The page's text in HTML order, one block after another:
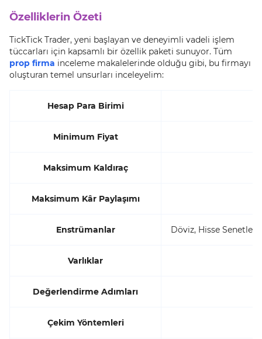
Özelliklerin Özeti
TickTick Trader, yeni başlayan ve deneyimli vadeli işlem
tüccarları için kapsamlı bir özellik paketi sunuyor. Tüm
prop firma inceleme makalelerinde olduğu gibi, bu firmayı
oluşturan temel unsurları inceleyelim:
Hesap Para Birimi
Minimum Fiyat
Maksimum Kaldıraç
Maksimum Kâr Paylaşımı
Enstrümanlar Döviz, Hisse
Varlıklar
Değerlendirme Adımları
Çekim Yöntemleri